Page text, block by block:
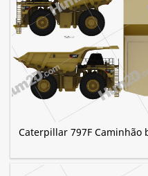
Caterpillar 797F Caminhão